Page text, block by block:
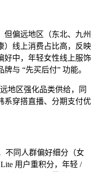
但偏远地区（东北、九州
）线上消费占比高，反映
好中，年轻女性线上服饰
与 “先买后付” 功能。
地区强化品类供给，同
系穿搭直播、分期支付优
不同人群偏好细分（女
用户重积分，年轻 /